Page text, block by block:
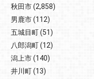
秋田市(2,858)
男鹿市(112)
五城目町(51)
八郎潟町(12)
潟上市(140)
井川町(13)